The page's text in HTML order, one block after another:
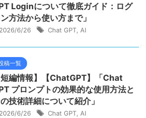
Loginについて徹底ガイド：ログ
方法から使い方まで」
2026/6/26 Chat GPT AI
稿一覧
短編情報】【ChatGPT】「Chat
プロンプトの効果的な使用方法と
技術詳細について紹介」
2026/6/26 Chat GPT AI